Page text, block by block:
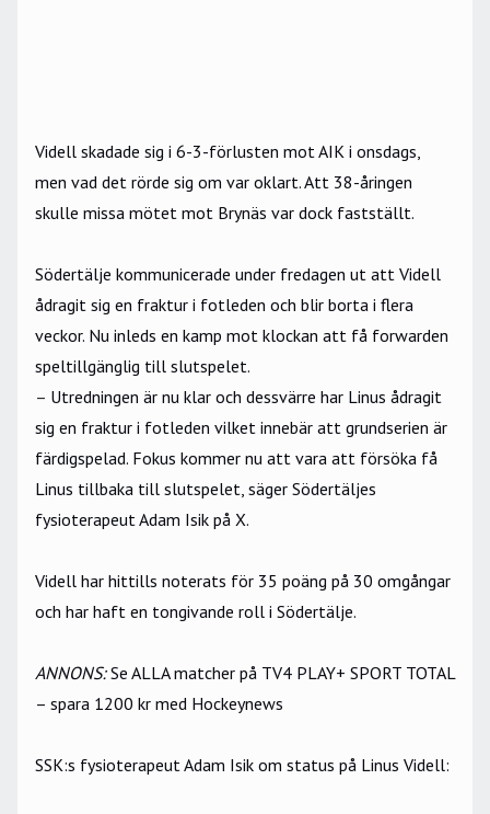
Videll skadade sig i 6-3-förlusten mot AIK i onsdags,
men vad det rörde sig om var oklart. Att 38-åringen
skulle missa mötet mot Brynäs var dock fastställt.
Södertälje kommunicerade under fredagen ut att Videll
ådragit sig en fraktur i fotleden och blir borta i flera
veckor. Nu inleds en kamp mot klockan att få forwarden
speltillgänglig till slutspelet.
– Utredningen är nu klar och dessvärre har Linus ådragit
sig en fraktur i fotleden vilket innebär att grundserien är
färdigspelad. Fokus kommer nu att vara att försöka få
Linus tillbaka till slutspelet, säger Södertäljes
fysioterapeut Adam Isik på X.
Videll har hittills noterats för 35 poäng på 30 omgångar
och har haft en tongivande roll i Södertälje.
ANNONS:Se ALLA matcher på TV4 PLAY+ SPORT TOTAL
– spara 1200 kr med Hockeynews
SSK:s fysioterapeut Adam Isik om status på Linus Videll: